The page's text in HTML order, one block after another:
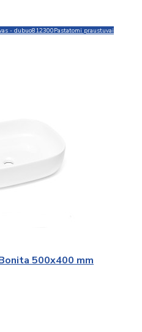
- dubuo812300Pastatomi praustuvai
500x400 mm